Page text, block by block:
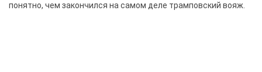
понятно, чем закончился на самом деле трамповский вояж.